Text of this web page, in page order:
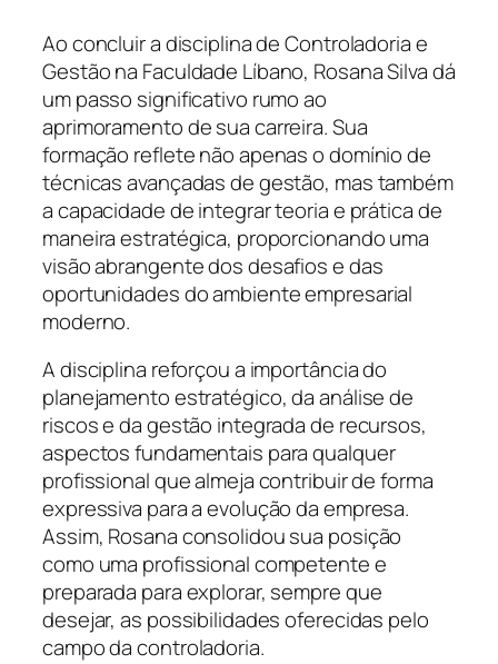
Ao concluir a disciplina de Controladoria e
Gestão na Faculdade Líbano, Rosana Silva dá
um passo significativo rumo ao
aprimoramento de sua carreira. Sua
formação reflete não apenas o domínio de
técnicas avançadas de gestão, mas também
a capacidade de integrar teoria e prática de
maneira estratégica, proporcionando uma
visão abrangente dos desafios e das
oportunidades do ambiente empresarial
moderno.
A disciplina reforçou a importância do
planejamento estratégico, da análise de
riscos e da gestão integrada de recursos,
aspectos fundamentais para qualquer
profissional que almeja contribuir de forma
expressiva para a evolução da empresa.
Assim, Rosana consolidou sua posição
como uma profissional competente e
preparada para explorar, sempre que
desejar, as possibilidades oferecidas pelo
campo da controladoria.